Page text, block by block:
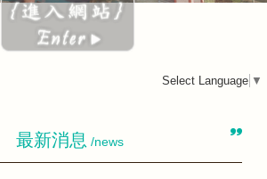
Select Language ▼
最新消息 /news